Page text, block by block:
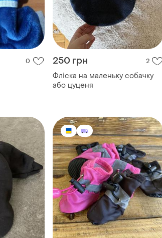
0 250 грн 2
Фліска на маленьку собачку
або цуценя